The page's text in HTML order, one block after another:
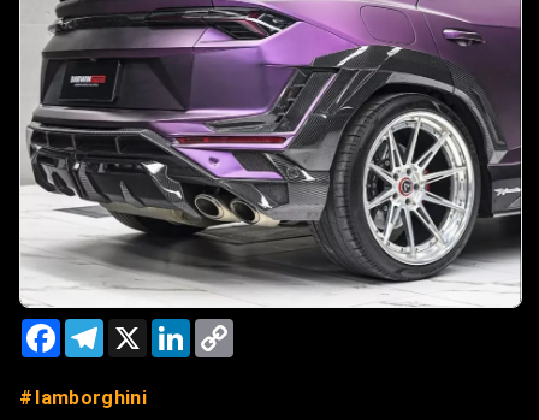
FacebookTelegram
X LinkedIn
lamborghini